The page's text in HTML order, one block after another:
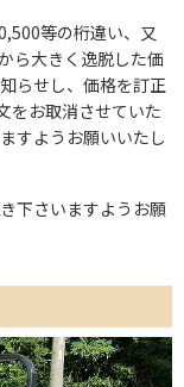
等の桁違い、又
ら大きく逸脱した価
らせし、価格を訂正
をお取消させていた
すようお願いいたし
下さいますようお願